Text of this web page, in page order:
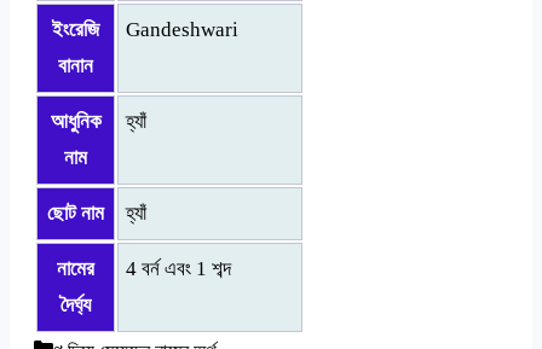
ইংরেজি
বানান
Gandeshwari
আধুনিক
নাম
হ্যাঁ
ছোট নাম হ্যাঁ
নামের
দৈর্ঘ্য
4 বর্ন এবং 1 শব্দ